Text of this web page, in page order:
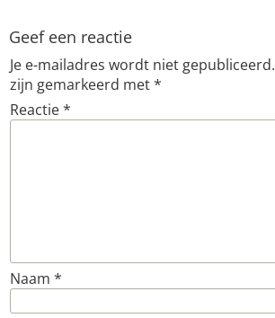
Geef een reactie
Je e-mailadres wordt niet gepubliceerd.
zijn gemarkeerd met*
Reactie*
Naam *